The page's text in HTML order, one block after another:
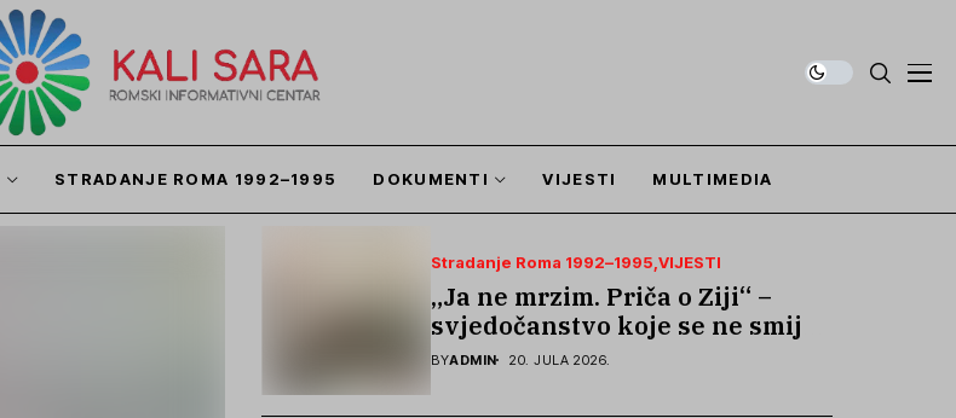
STRADANJE ROMA 1992–1995 DOKUMENTI VIJESTI MULTIMEDIA
Stradanje Roma 1992–1995 VIJESTI
„Ja ne mrzim. Priča o Ziji“ –
svjedočanstvo koje se ne smije
zaboraviti
BYADMIN 20. JULA 2026.